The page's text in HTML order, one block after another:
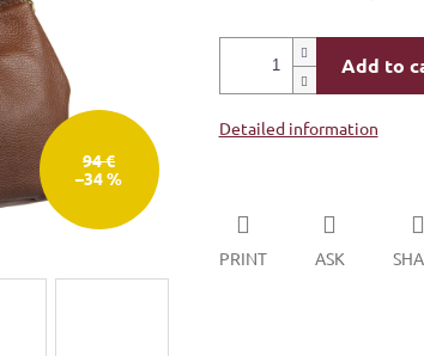
94 €
–34 %
Add to
Detailed information
PRINT ASK